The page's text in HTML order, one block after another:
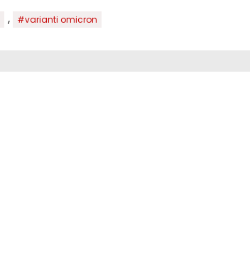
, #varianti omicron